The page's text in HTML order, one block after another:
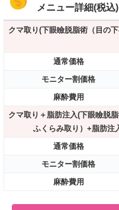
メニュー詳細(税込)
クマ取り(下眼瞼脱脂術（目の
通常価格
モニター割価格
麻酔費用
クマ取り＋脂肪注入(下眼瞼脱
ふくらみ取り）+脂肪注
通常価格
モニター割価格
麻酔費用